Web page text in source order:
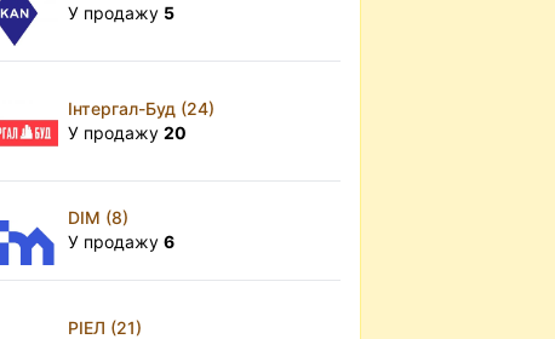
У продажу 5
Інтергал-Буд (24)
У продажу20
DIM (8)
У продажу6
РІЕЛ (21)